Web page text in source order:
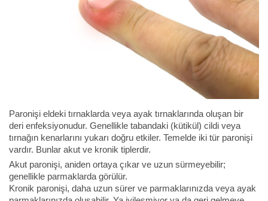
Paronişi eldeki tırnaklarda veya ayak tırnaklarında oluşan bir
deri enfeksiyonudur. Genellikle tabandaki (kütikül) cildi veya
tırnağın kenarlarını yukarı doğru etkiler. Temelde iki tür paronişi
vardır. Bunlar akut ve kronik tiplerdir.
Akut paronişi, aniden ortaya çıkar ve uzun sürmeyebilir;
genellikle parmaklarda görülür.
Kronik paronişi, daha uzun sürer ve parmaklarınızda veya ayak